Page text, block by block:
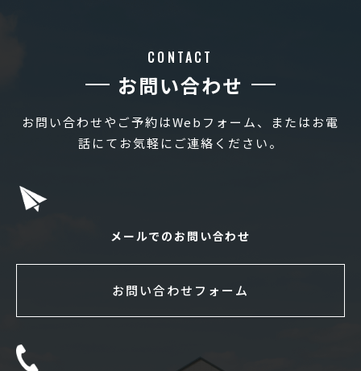
CONTACT
お問い合わせ
お問い合わせやご予約はWebフォーム、またはお電
話にてお気軽にご連絡ください。
メールでのお問い合わせ
お問い合わせフォーム